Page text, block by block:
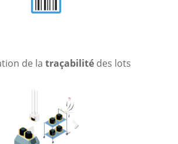
de la traçabilitédes lots